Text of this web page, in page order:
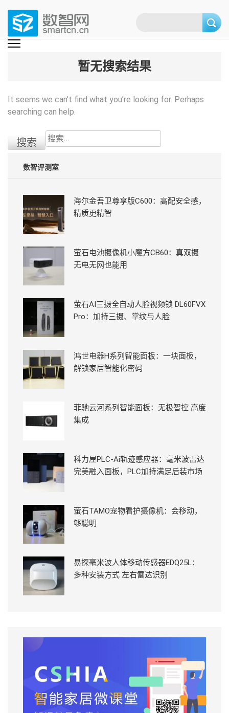
content
(Press
数智网
智能家居第一资讯门户 | 智能家居系统，智能家居产品，智能家居解决方
暂无搜索结果
It seems we can’t find what you’re looking for. Perhaps
searching can help.
搜
索：
数智评测室
海尔金吾卫尊享版C600：高配安全感，
精质更精智
萤石电池摄像机小魔方CB60：真双摄
无电无网也能用
萤石AI三摄全自动人脸视频锁 DL60FVX
Pro：加持三摄、掌纹与人脸
鸿世电器H系列智能面板：一块面板，
解锁家居智能化密码
菲驰云河系列智能面板：无极智控 高度
集成
科力屋PLC-Ai轨迹感应器：毫米波雷达
完美融入面板，PLC加持满足后装市场
萤石TAMO宠物看护摄像机：会移动，
够聪明
易探毫米波人体移动传感器EDQ25L：
多种安装方式 左右雷达识别